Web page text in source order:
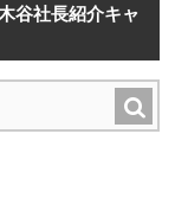
谷社長紹介キャ